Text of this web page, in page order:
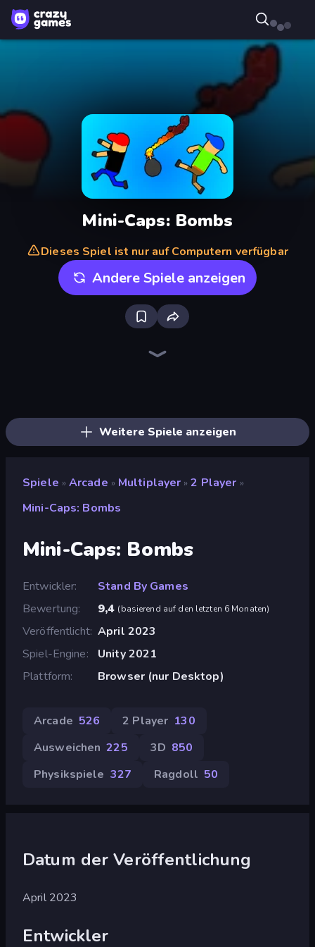
Mini-Caps: Bombs
Dieses Spiel ist nur auf Computern verfügbar
Andere Spiele anzeigen
Weitere Spiele anzeigen
Spiele » Arcade » Multiplayer » 2 Player »
Mini-Caps: Bombs
Mini-Caps: Bombs
Entwickler
Stand By Games
Bewertung
9,4 (basierend auf den letzten 6 Monaten)
Veröffentlicht April 2023
Spiel-Engine
Unity 2021
Plattform
Browser (nur Desktop)
Arcade 526 2 Player 130
Ausweichen 225 3D 850
Physikspiele 327 Ragdoll 50
Datum der Veröffentlichung
April 2023
Entwickler